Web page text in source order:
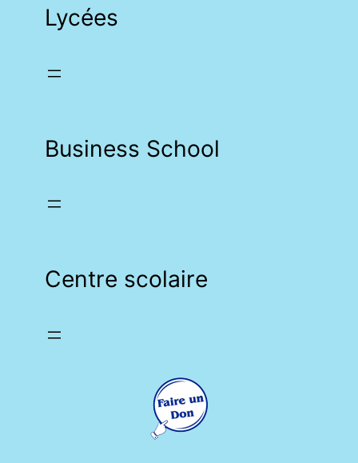
Lycées
Business School
Centre scolaire